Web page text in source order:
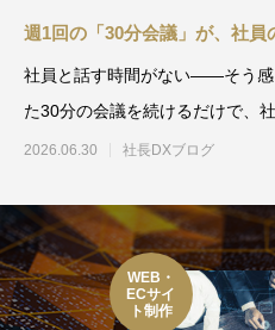
週1回の「30分会議」が、社員
社員と話す時間がない——そう感
た30分の会議を続けるだけで、
ち始めます。5人規模の
2026.06.30 社長DXブログ
WEB・
ECサイ
ト制作